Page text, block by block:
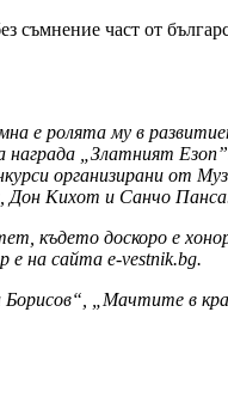
част от
е ролята му в
„Златният
организирани от М
Дон Кихот и Санчо
където доскоро е
е на сайта e-vestnik.bg.
„Мачтите в